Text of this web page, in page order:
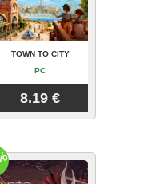
TOWN TO CITY
PC
8.19 €